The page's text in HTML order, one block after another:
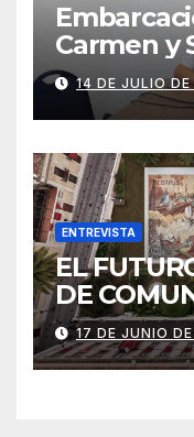
Carmen y
falúas
14 DE JULIO
ENTREVISTA
EL
DE
DEL
17 DE JUNIO